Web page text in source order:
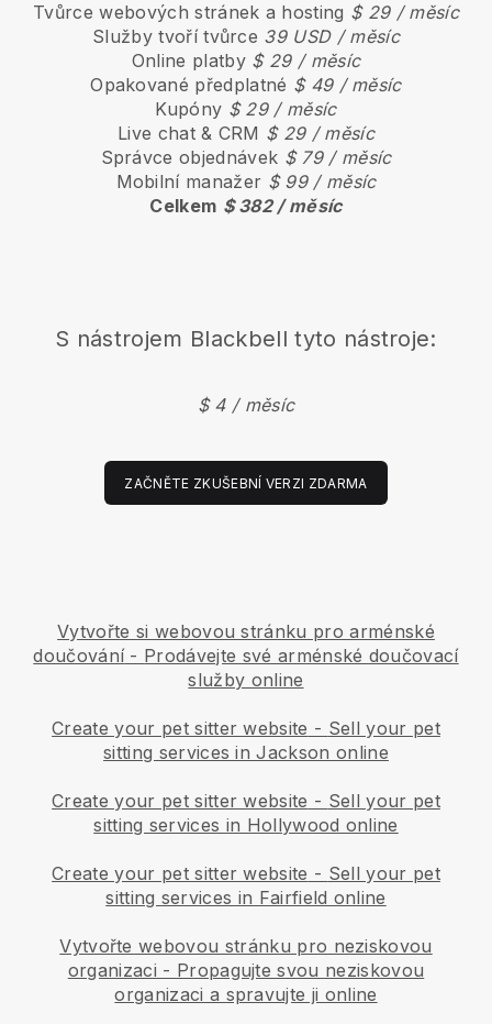
Tvůrce webových stránek a hosting $ 29 / měsíc
Služby tvoří tvůrce 39 USD / měsíc
Online platby $ 29 / měsíc
Opakované předplatné $ 49 / měsíc
Kupóny $ 29 / měsíc
Live chat & CRM $ 29 / měsíc
Správce objednávek $ 79 / měsíc
Mobilní manažer $ 99 / měsíc
Celkem $ 382 / měsíc
S nástrojem Blackbell tyto nástroje:
$ 4 / měsíc
ZAČNĚTE ZKUŠEBNÍ VERZI ZDARMA
Vytvořte si webovou stránku pro arménské
doučování- Prodávejte své arménské doučovací
služby online
Create your pet sitter website - Sell your pet
sitting services in Jackson online
Create your pet sitter website - Sell your pet
sitting services in Hollywood online
Create your pet sitter website - Sell your pet
sitting services in Fairfield online
Vytvořte webovou stránku pro neziskovou
organizaci - Propagujte svou neziskovou
organizaci a spravujte ji online